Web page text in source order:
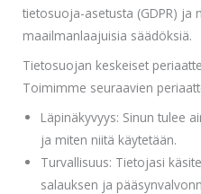
tietosuoja-asetusta (GDPR) ja
maailmanlaajuisia säädöksiä.
Tietosuojan keskeiset
Toimimme seuraavien
Läpinäkyvyys: Sinun tulee
ja miten niitä käytetään.
Turvallisuus: Tietojasi
salauksen ja